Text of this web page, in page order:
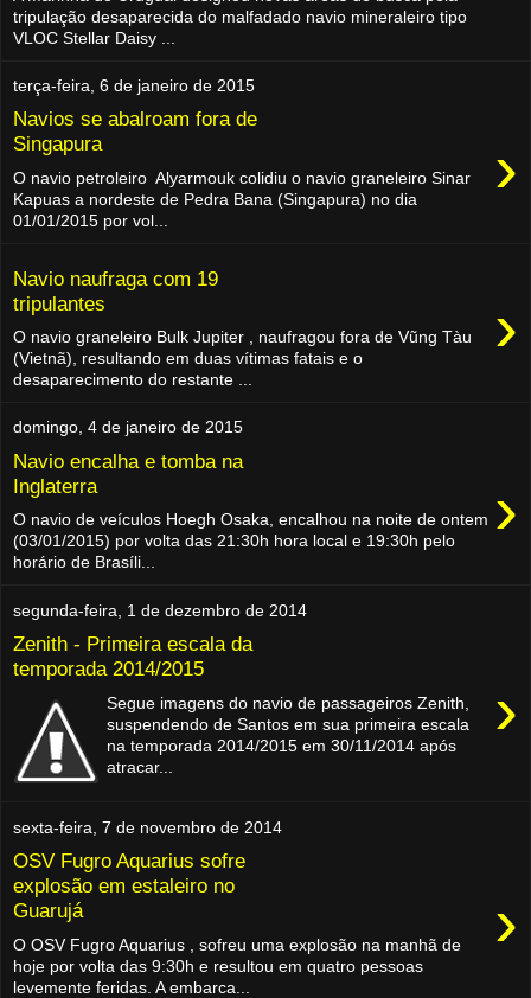
tripulação desaparecida do malfadado navio mineraleiro tipo
VLOC Stellar Daisy ...
terça-feira, 6 de janeiro de 2015
Navios se abalroam fora de
Singapura
›
O navio petroleiro Alyarmouk colidiu o navio graneleiro Sinar
Kapuas a nordeste de Pedra Bana (Singapura) no dia
01/01/2015 por vol...
Navio naufraga com 19
tripulantes
›
O navio graneleiro Bulk Jupiter , naufragou fora de Vũng Tàu
(Vietnã), resultando em duas vítimas fatais e o
desaparecimento do restante ...
domingo, 4 de janeiro de 2015
Navio encalha e tomba na
Inglaterra
›
O navio de veículos Hoegh Osaka, encalhou na noite de ontem
(03/01/2015) por volta das 21:30h hora local e 19:30h pelo
horário de Brasíli...
segunda-feira, 1 de dezembro de 2014
Zenith - Primeira escala da
temporada 2014/2015
›
Segue imagens do navio de passageiros Zenith,
suspendendo de Santos em sua primeira escala
na temporada 2014/2015 em 30/11/2014 após
atracar...
sexta-feira, 7 de novembro de 2014
OSV Fugro Aquarius sofre
explosão em estaleiro no
Guarujá
›
O OSV Fugro Aquarius , sofreu uma explosão na manhã de
hoje por volta das 9:30h e resultou em quatro pessoas
levemente feridas. A embarca...